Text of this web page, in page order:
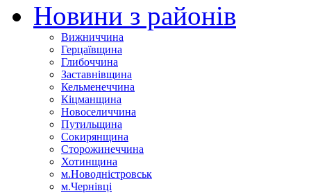
Новини з районів
Вижниччина
Герцаївщина
Глибоччина
Заставнівщина
Кельменеччина
Кіцманщина
Новоселиччина
Путильщина
Сокирянщина
Сторожинеччина
Хотинщина
м.Новодністровськ
м.Чернівці